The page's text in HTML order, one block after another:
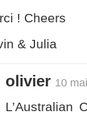
! Cheers
& Julia
olivier 10
L’Australian